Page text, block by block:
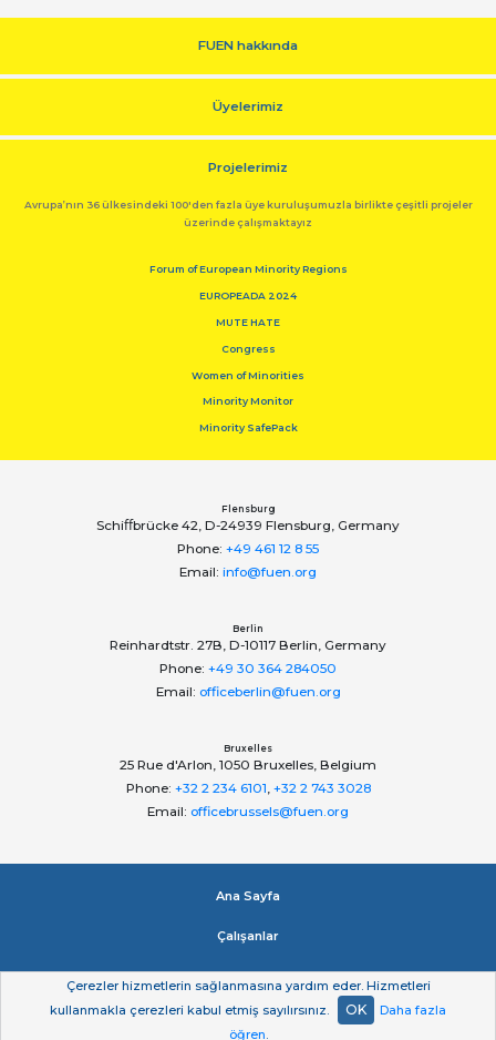
FUEN hakkında
Üyelerimiz
Projelerimiz
Avrupa’nın 36 ülkesindeki 100'den fazla üye kuruluşumuzla birlikte çeşitli projeler
üzerinde çalışmaktayız
Forum of European Minority Regions
EUROPEADA 2024
MUTE HATE
Congress
Women of Minorities
Minority Monitor
Minority SafePack
Flensburg
Schiﬀbrücke 42, D-24939 Flensburg, Germany
Phone: +49 461 12 8 55
Email: info@fuen.org
Berlin
Reinhardtstr. 27B, D-10117 Berlin, Germany
Phone: +49 30 364 284050
Email: officeberlin@fuen.org
Bruxelles
25 Rue d'Arlon, 1050 Bruxelles, Belgium
Phone: +32 2 234 6101, +32 2 743 3028
Email: officebrussels@fuen.org
Ana Sayfa
Çalışanlar
Impressum
Gizlilik beyan
Çerezler hizmetlerin sağlanmasına yardım eder. Hizmetleri
kullanmakla çerezleri kabul etmiş sayılırsınız.
OK
Daha fazla
öğren.